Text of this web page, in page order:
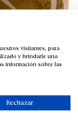
visitantes, para
y brindarle una
información sobre las
Rechazar